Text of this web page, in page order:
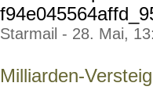
Starmail - 28. Mai,
Milliarden-